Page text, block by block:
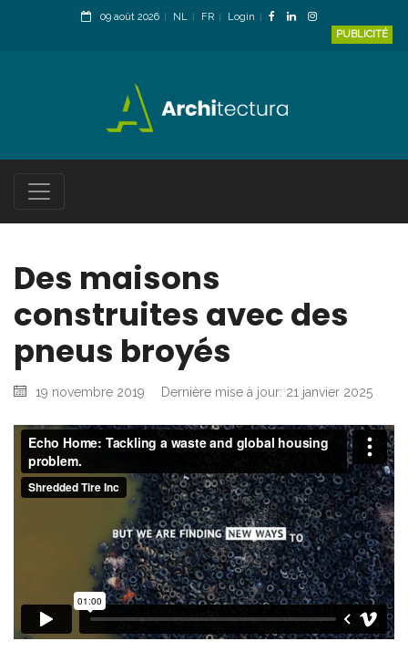
09 août 2026 NL FR
Login
PUBLICITÉ
Des maisons
construites avec des
pneus broyés
19 novembre 2019 Dernière mise à jour: 21 janvier 2025